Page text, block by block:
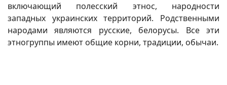
включающий полесский этнос, народности
западных украинских территорий. Родственными
народами являются русские, белорусы. Все эти
этногруппы имеют общие корни, традиции, обычаи.